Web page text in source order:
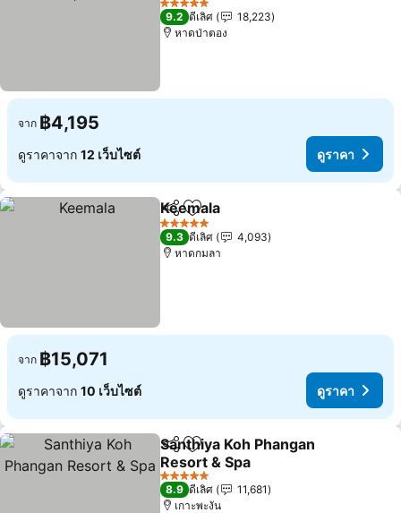
5 ดาว
9.2 ดีเลิศ
18,223
หาดป่าตอง
จาก ฿4,195
ดูราคาจาก 12 เว็บไซต์ ดูราคา
แชร์ เพิ่มในรายการโปรด
Keemala
5 ดาว
9.3 ดีเลิศ
4,093
หาดกมลา
จาก ฿15,071
ดูราคาจาก 10 เว็บไซต์ ดูราคา
แชร์ เพิ่มในรายการโปรด
Santhiya Koh Phangan
Resort & Spa
5 ดาว
8.9 ดีเลิศ
11,681
เกาะพะงัน